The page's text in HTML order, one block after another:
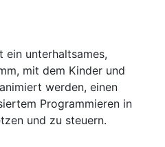
ein unterhaltsames,
mit dem Kinder und
werden, einen
Programmieren in
und zu steuern.